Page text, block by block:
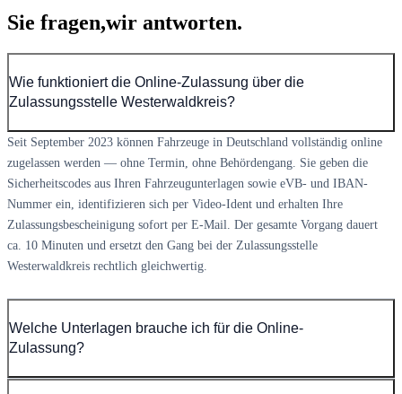
Sie fragen,wir antworten.
Wie funktioniert die Online-Zulassung über die
Zulassungsstelle Westerwaldkreis?
Seit September 2023 können Fahrzeuge in Deutschland vollständig online
zugelassen werden — ohne Termin, ohne Behördengang. Sie geben die
Sicherheitscodes aus Ihren Fahrzeugunterlagen sowie eVB- und IBAN-
Nummer ein, identifizieren sich per Video-Ident und erhalten Ihre
Zulassungsbescheinigung sofort per E-Mail. Der gesamte Vorgang dauert
ca. 10 Minuten und ersetzt den Gang bei der Zulassungsstelle
Westerwaldkreis rechtlich gleichwertig.
Welche Unterlagen brauche ich für die Online-
Zulassung?